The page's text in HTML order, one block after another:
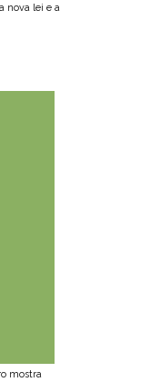
nova lei e a
mostra